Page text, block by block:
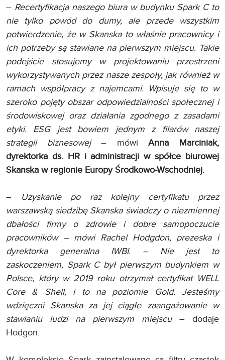
– Recertyfikacja naszego biura w budynku Spark C to
nie tylko powód do dumy, ale przede wszystkim
potwierdzenie, że w Skanska to właśnie pracownicy i
ich potrzeby są stawiane na pierwszym miejscu. Takie
podejście stosujemy w projektowaniu przestrzeni
wykorzystywanych przez nasze zespoły, jak również w
ramach współpracy z najemcami. Wpisuje się to w
szeroko pojęty obszar odpowiedzialności społecznej i
środowiskowej oraz działania zgodnego z zasadami
etyki. ESG jest bowiem jednym z filarów naszej
strategii biznesowej– mówiAnna Marciniak,
dyrektorka ds. HR i administracji w spółce biurowej
Skanska w regionie Europy Środkowo-Wschodniej.
– Uzyskanie po raz kolejny certyfikatu przez
warszawską siedzibę Skanska świadczy o niezmiennej
dbałości firmy o zdrowie i dobre samopoczucie
pracowników – mówi Rachel Hodgdon, prezeska i
dyrektorka generalna IWBI. – Nie jest to
zaskoczeniem, Spark C był pierwszym budynkiem w
Polsce, który w 2019 roku otrzymał certyfikat WELL
Core & Shell, i to na poziomie Gold. Jesteśmy
wdzięczni Skanska za jej ciągłe zaangażowanie w
stawianiu ludzi na pierwszym miejscu– dodaje
Hodgon.